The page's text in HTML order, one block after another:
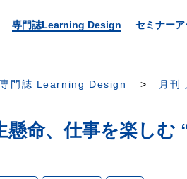
専門誌Learning Design セミナー
専門誌 Learning Design 月刊
懸命、仕事を楽し